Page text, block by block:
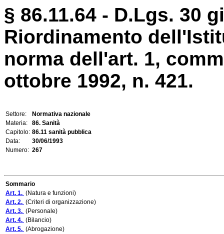
§ 86.11.64 - D.Lgs. 30
Riordinamento
norma dell'art. 1,
ottobre 1992, n. 421.
Settore:
Normativa nazionale
Materia:
86. Sanità
Capitolo: 86.11 sanità pubblica
Data:
30/06/1993
Numero: 267
Sommario
Art. 1. (Natura e funzioni)
Art. 2. (Criteri di organizzazione)
Art. 3. (Personale)
Art. 4. (Bilancio)
Art. 5. (Abrogazione)